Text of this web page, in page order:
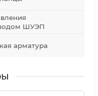
ШУЭП
арматура